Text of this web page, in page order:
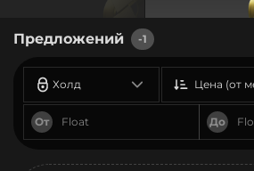
Предложений -1
Холд
От До
Цена (от